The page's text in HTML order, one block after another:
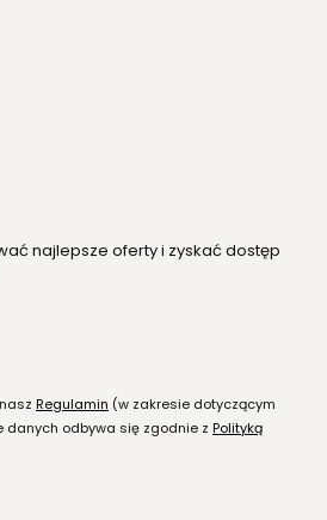
najlepsze oferty i zyskać dostęp
Regulamin (w zakresie dotyczącym
danych odbywa się zgodnie z Polityką